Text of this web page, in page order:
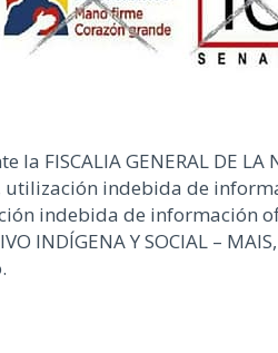
la FISCALIA GENERAL DE LA
utilización indebida de
indebida de información
INDÍGENA Y SOCIAL –